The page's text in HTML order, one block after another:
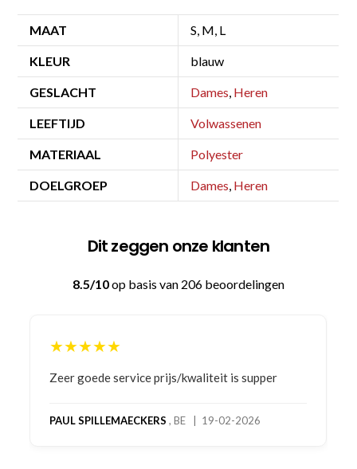
MAAT S, M, L
KLEUR blauw
GESLACHT Dames, Heren
LEEFTIJD Volwassenen
MATERIAAL Polyester
DOELGROEP Dames, Heren
Dit zeggen onze klanten
8.5/10op basis van 206 beoordelingen
★★★★★
Bestelling gedaan vanwege goede prijzen en
bestelling al ontvangen met gifts, waardoor je